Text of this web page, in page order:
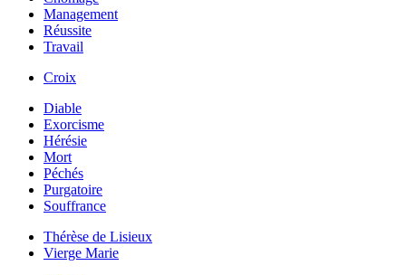
Management
Réussite
Travail
Croix
Diable
Exorcisme
Hérésie
Mort
Péchés
Purgatoire
Souffrance
Thérèse de Lisieux
Vierge Marie